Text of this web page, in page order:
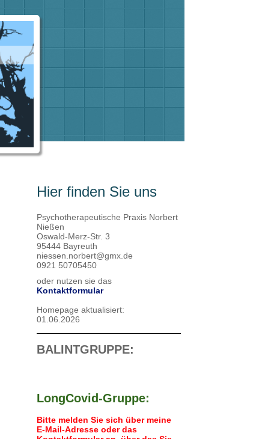
Hier finden Sie uns
Psychotherapeutische Praxis Norbert
Nießen
Oswald-Merz-Str. 3
95444 Bayreuth
niessen.norbert@gmx.de
0921 50705450
oder nutzen sie das
Kontaktformular
Homepage aktualisiert:
01.06.2026
BALINTGRUPPE:
LongCovid-Gruppe:
Bitte melden Sie sich über meine
E-Mail-Adresse oder das